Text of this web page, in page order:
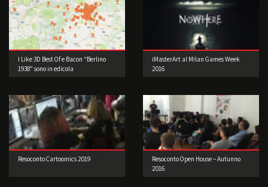
I Like 3D Best Of e Bacon “Berlino
1938” sono in edicola
iMasterArt al Milan Games Week
2016
Resoconto Cartoomics 2019
Resoconto Open House – Autunno
2016